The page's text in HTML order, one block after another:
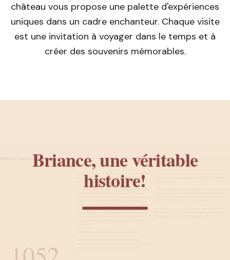
château vous propose une palette d'expériences
uniques dans un cadre enchanteur. Chaque visite
est une invitation à voyager dans le temps et à
créer des souvenirs mémorables.
Briance, une véritable
histoire!